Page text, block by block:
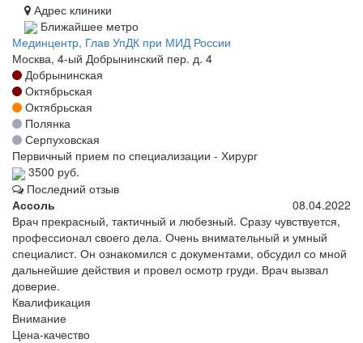
Адрес клиники
Ближайшее метро
Мединцентр, Глав УпДК при МИД России
Москва, 4-ый Добрынинский пер. д. 4
Добрынинская
Октябрьская
Октябрьская
Полянка
Серпуховская
Первичный прием по специализации - Хирург
3500 руб.
Последний отзыв
Ассоль
08.04.2022
Врач прекрасный, тактичный и любезный. Сразу чувствуется,
профессионал своего дела. Очень внимательный и умный
специалист. Он ознакомился с документами, обсудил со мной
дальнейшие действия и провел осмотр груди. Врач вызвал
доверие.
Квалификация
Внимание
Цена-качество